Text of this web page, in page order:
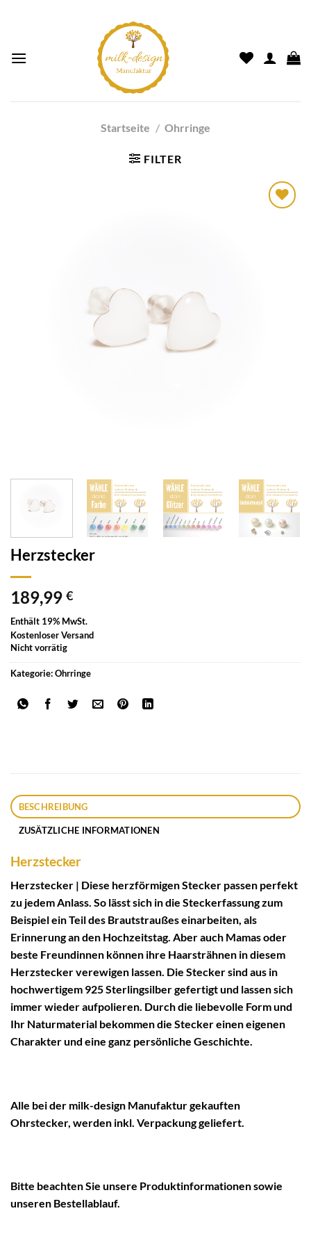
Startseite / Ohrringe
FILTER
Herzstecker
189,99 €
Enthält 19% MwSt.
Kostenloser Versand
Nicht vorrätig
Kategorie:Ohrringe
BESCHREIBUNG
ZUSÄTZLICHE INFORMATIONEN
Herzstecker
Herzstecker | Diese herzförmigen Stecker passen perfekt
zu jedem Anlass. So lässt sich in die Steckerfassung zum
Beispiel ein Teil des Brautstraußes einarbeiten, als
Erinnerung an den Hochzeitstag. Aber auch Mamas oder
beste Freundinnen können ihre Haarsträhnen in diesem
Herzstecker verewigen lassen. Die Stecker sind aus in
hochwertigem 925 Sterlingsilber gefertigt und lassen sich
immer wieder aufpolieren. Durch die liebevolle Form und
Ihr Naturmaterial bekommen die Stecker einen eigenen
Charakter und eine ganz persönliche Geschichte.
Alle bei der milk-design Manufaktur gekauften
Ohrstecker, werden inkl. Verpackung geliefert.
Bitte beachten Sie unsere Produktinformationensowie
unseren Bestellablauf.